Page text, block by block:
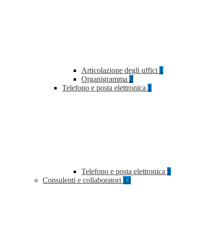
Articolazione degli uffici 1
Organigramma 2
Telefono e posta elettronica 1
Telefono e posta elettronica 1
Consulenti e collaboratori 13